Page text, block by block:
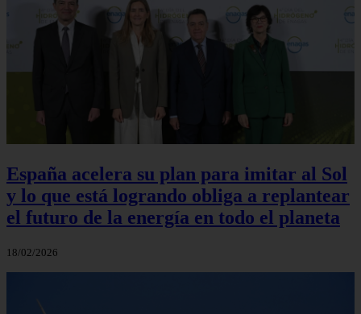
España acelera su plan para imitar al Sol
y lo que está logrando obliga a replantear
el futuro de la energía en todo el planeta
18/02/2026